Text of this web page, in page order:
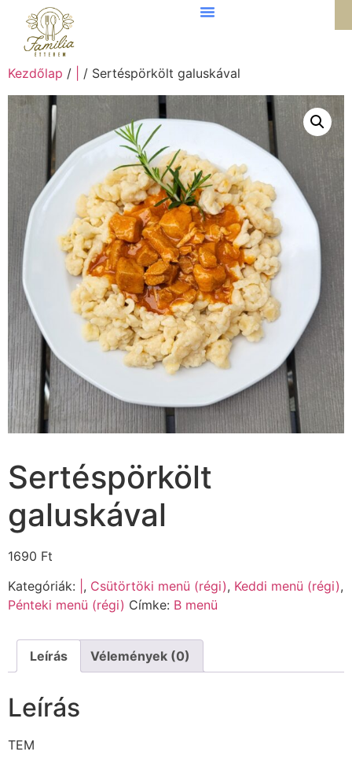
Kezdőlap / / Sertéspörkölt galuskával
Sertéspörkölt
galuskával
1690 Ft
Kategóriák: , Csütörtöki menü (régi), Keddi menü (régi),
Pénteki menü (régi) Címke: B menü
Leírás Vélemények (0)
Leírás
TEM